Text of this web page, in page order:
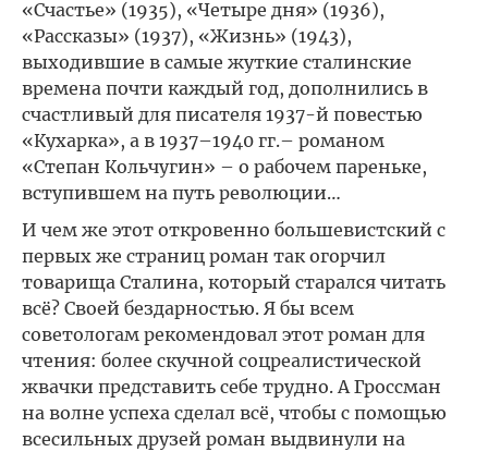
«Счастье» (1935), «Четыре дня» (1936),
«Рассказы» (1937), «Жизнь» (1943),
выходившие в самые жуткие сталинские
времена почти каждый год, дополнились в
счастливый для писателя 1937-й повестью
«Кухарка», а в 1937–1940 гг.– романом
«Степан Кольчугин» – о рабочем пареньке,
вступившем на путь революции…
И чем же этот откровенно большевистский с
первых же страниц роман так огорчил
товарища Сталина, который старался читать
всё? Своей бездарностью. Я бы всем
советологам рекомендовал этот роман для
чтения: более скучной соцреалистической
жвачки представить себе трудно. А Гроссман
на волне успеха сделал всё, чтобы с помощью
всесильных друзей роман выдвинули на